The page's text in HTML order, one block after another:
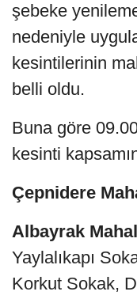
şebeke
nedeniyle
kesintilerinin
belli oldu.
Buna göre
kesinti
Çepnidere
Albayrak
Yaylalıkapı
Korkut Sokak,